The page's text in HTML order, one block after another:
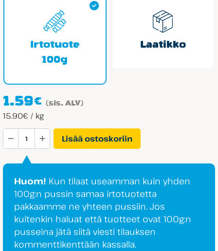
Irtotuote
100g
Laatikko
1.59€ (sis. ALV)
15.90€ / kg
Remix
Happokielet
Lisää ostoskoriin
Huom! Kun tilaat useamman kuin yhden
100g:n pussin samaa irtotuotetta
pakkaamme ne yhteen pussiin. Jos
kuitenkin haluat että tuotteet ovat 100g:n
pusseina jätä siitä viesti tilauksen
kommenttikenttään kassalla.